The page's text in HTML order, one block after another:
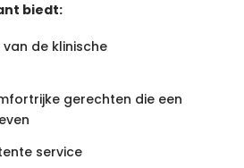
biedt:
de klinische
gerechten die een
service